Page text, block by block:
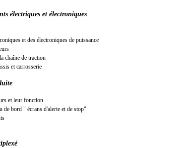
électriques et électroniques
et des électroniques de puissance
chaîne de traction
et carrosserie
et leur fonction
de bord " écrans d'alerte et de stop"